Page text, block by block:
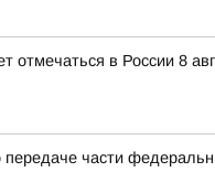
отмечаться в России 8
передаче части